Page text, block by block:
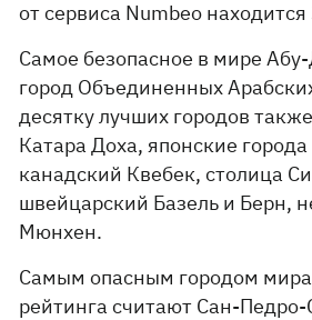
от сервиса Numbeo
Самое безопасное в мире
город Объединенных
десятку лучших городов
Катара Доха, японские
канадский Квебек, столица
швейцарский Базель и Берн,
Мюнхен.
Самым опасным городом
рейтинга считают Сан-Педро-